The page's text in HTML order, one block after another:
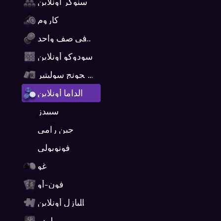
كاروم
اربعة في صف واحد
سودوكو أونلاين
ماهجونج سوليتير
الداما أونلاين
سبيدز
جين رامي
فونوبولي
غو
فون-أو
أحجية البازل أونلاين